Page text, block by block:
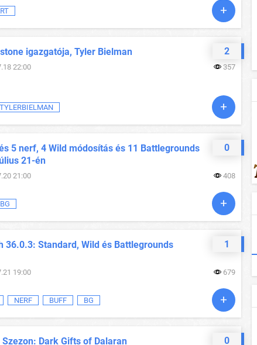
2
igazgatója, Tyler Bielman
22:00 357
TYLERBIELMAN
0
5 nerf, 4 Wild módosítás és 11 Battlegrounds
21-én
21:00 408
BG
1
36.0.3: Standard, Wild és Battlegrounds
19:00 679
NERF BUFF BG
0
Dark Gifts of Dalaran